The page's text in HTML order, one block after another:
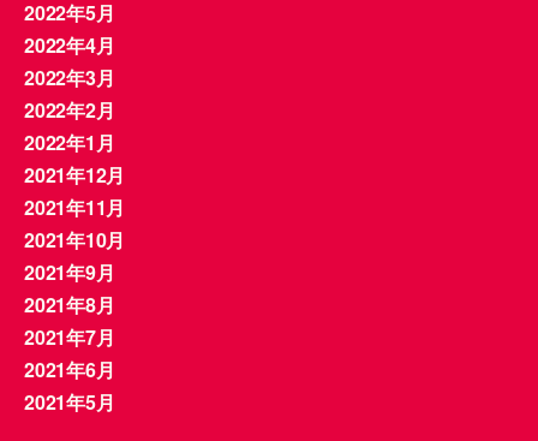
2022年5月
2022年4月
2022年3月
2022年2月
2022年1月
2021年12月
2021年11月
2021年10月
2021年9月
2021年8月
2021年7月
2021年6月
2021年5月